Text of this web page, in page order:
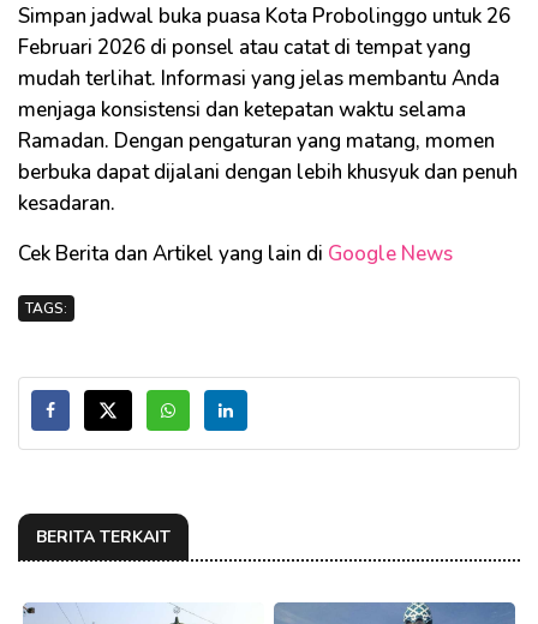
Simpan jadwal buka puasa Kota Probolinggo untuk 26
Februari 2026 di ponsel atau catat di tempat yang
mudah terlihat. Informasi yang jelas membantu Anda
menjaga konsistensi dan ketepatan waktu selama
Ramadan. Dengan pengaturan yang matang, momen
berbuka dapat dijalani dengan lebih khusyuk dan penuh
kesadaran.
Cek Berita dan Artikel yang lain di Google News
TAGS:
BERITA TERKAIT